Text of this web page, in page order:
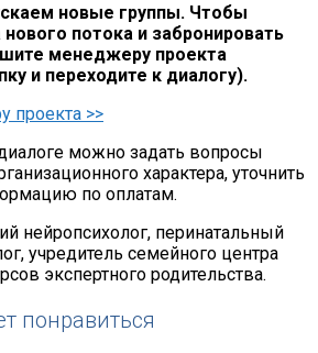
новые группы. Чтобы
нового потока и забронировать
менеджеру проекта
и переходите к диалогу).
проекта >>
можно задать вопросы
характера, уточнить
по оплатам.
нейропсихолог, перинатальный
учредитель семейного центра
экспертного родительства.
понравиться